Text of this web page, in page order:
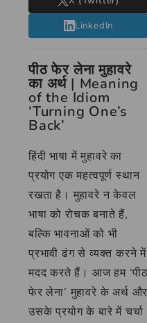
LinkedIn
पीठ फेर लेना मुहावरे
का अर्थ | Meaning
of the Idiom
‘Turning One’s
Back’
हिंदी भाषा में मुहावरे का
प्रयोग एक महत्वपूर्ण स्थान
रखता है। मुहावरे न केवल
भाषा को रोचक बनाते हैं,
बल्कि भावनाओं को भी
प्रभावी ढंग से व्यक्त करने में
मदद करते हैं। आज हम ‘पीठ
फेर लेना’ मुहावरे के अर्थ और
उसके प्रयोग के बारे में चर्चा